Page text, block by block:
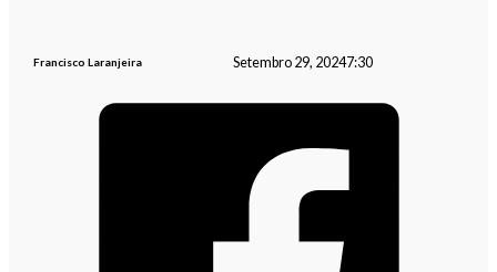
Francisco Laranjeira Setembro 29, 20247:30